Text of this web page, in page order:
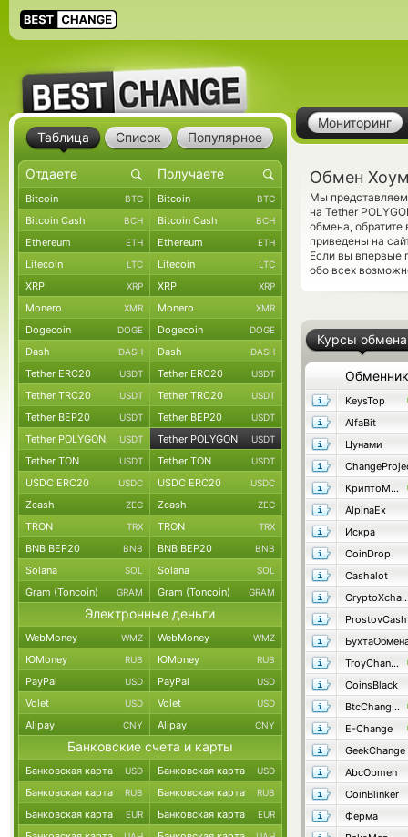
Мониторинг
Обмен Хоум
Мы представляем
на Tether
обмена,
приведены на
Если вы впервые
обо всех
Курсы обмена
Обменник
KeysTop
AlfaBit
Цунами
КриптоМенялка
AlpinaEx
Искра
CoinDrop
Cashalot
ProstovCash
TroyChange
CoinsBlack
BtcChange24
E-Change
GeekChange
AbcObmen
CoinBlinker
Ферма
Таблица Список Популярное
Bitcoin BTC Bitcoin BTC
Bitcoin Cash BCH Bitcoin Cash BCH
Ethereum ETH Ethereum ETH
Litecoin LTC Litecoin LTC
XRP XRP XRP XRP
Monero XMR Monero XMR
Dogecoin DOGE Dogecoin DOGE
Dash DASH Dash DASH
Tether ERC20 USDT Tether ERC20 USDT
Tether TRC20 USDT Tether TRC20 USDT
Tether BEP20 USDT Tether BEP20 USDT
Tether POLYGON USDT Tether POLYGON USDT
Tether TON USDT Tether TON USDT
USDC ERC20 USDC USDC ERC20 USDC
Zcash ZEC Zcash ZEC
TRON TRX TRON TRX
BNB BEP20 BNB BNB BEP20 BNB
Solana SOL Solana SOL
Gram (Toncoin) GRAM Gram (Toncoin) GRAM
Электронные деньги
WebMoney WMZ WebMoney WMZ
ЮMoney RUB ЮMoney RUB
PayPal USD PayPal USD
Volet USD Volet USD
Alipay CNY Alipay CNY
Банковские счета и карты
Банковская карта USD Банковская карта USD
Банковская карта RUB Банковская карта RUB
Банковская карта EUR Банковская карта EUR